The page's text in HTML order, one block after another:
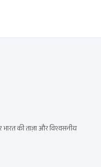
की ताज़ा और विश्वसनीय